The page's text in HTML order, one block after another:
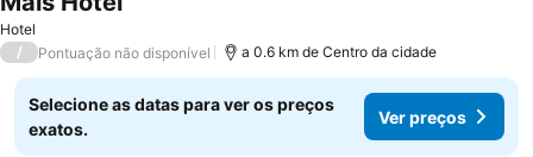
Hotel
Ver preços
/ Pontuação não disponível a 0.6 km de Centro da cidade
Selecione as datas para ver os preços
exatos.
Ver preços